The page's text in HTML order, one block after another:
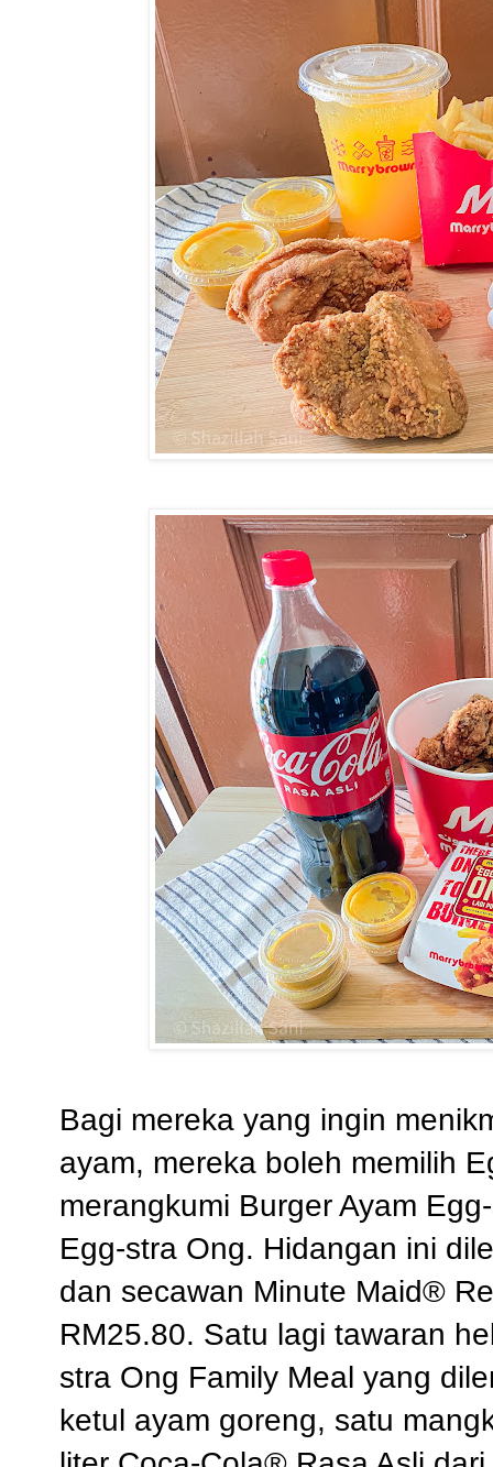
Bagi mereka yang ingin
ayam, mereka boleh memilih
merangkumi Burger Ayam
Egg-stra Ong. Hidangan ini
dan secawan Minute Maid®
RM25.80. Satu lagi tawaran
stra Ong Family Meal yang
ketul ayam goreng, satu